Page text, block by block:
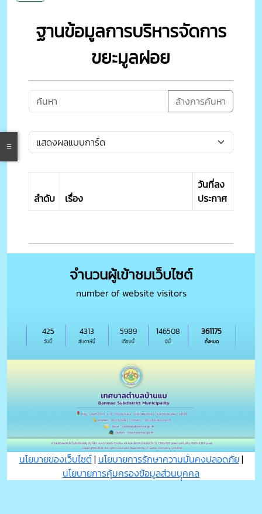
ฐานข้อมูลการบริหารจัดการ
ขยะมูลฝอย
ล้างการค้นหา
ลำดับ เรื่อง
วันที่ลง
ประกาศ
จำนวนผู้เข้าชมเว็บไซต์
number of website visitors
วันนี้
425
สัปดาห์นี้
4313
เดือนนี้
5989
ปีนี้
146508
ทั้งหมด
361175
นโยบายของเว็บไซต์| นโยบายการรักษาความมั่นคงปลอดภัย|
นโยบายการคุ้มครองข้อมูลส่วนบุุคคล